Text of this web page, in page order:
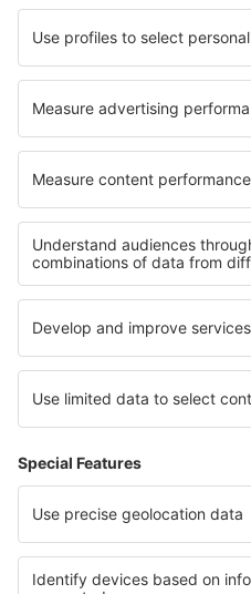
Die besten Unterkünfte -
Unterkunft in Everglades
Unterkunft in Pikes Peak
Unterkunft im Marakele-
Unterkunft in Ostseeküste (Polen)
Unterkunft in West Pomeranian
Unterkunft in Beni Suef